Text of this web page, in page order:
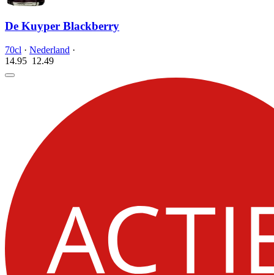
De Kuyper Blackberry
70cl · Nederland ·
14.95 12.49